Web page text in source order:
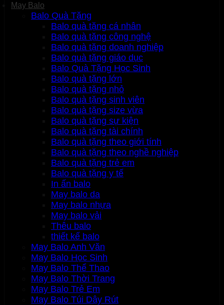
May Balo
Balo Quà Tặng
Balo quà tặng cá nhân
Balo quà tặng công nghệ
Balo quà tặng doanh nghiệp
Balo quà tặng giáo dục
Balo Quà Tặng Học Sinh
Balo quà tặng lớn
Balo quà tặng nhỏ
Balo quà tặng sinh viên
Balo quà tặng size vừa
Balo quà tặng sự kiện
Balo quà tặng tài chính
Balo quà tặng theo giới tính
Balo quà tặng theo nghề nghiệp
Balo quà tặng trẻ em
Balo quà tặng y tế
In ấn balo
May balo da
May balo nhựa
May balo vải
Thêu balo
thiết kế balo
May Balo Anh Văn
May Balo Học Sinh
May Balo Thể Thao
May Balo Thời Trang
May Balo Trẻ Em
May Balo Túi Dây Rút